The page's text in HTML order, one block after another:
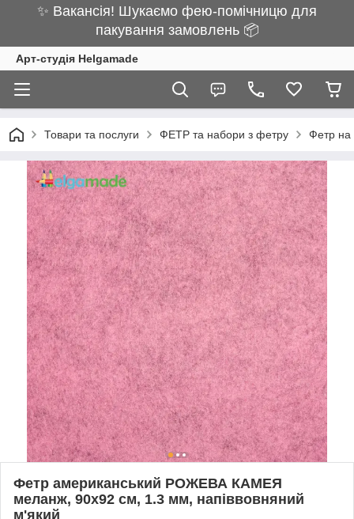
✨ Вакансія! Шукаємо фею-помічницю для
пакування замовлень 📦
Арт-студія Helgamade
Товари та послуги ФЕТР та набори з фетру Фетр
Фетр американський РОЖЕВА КАМЕЯ
меланж, 90x92 см, 1.3 мм, напіввовняний
м'який